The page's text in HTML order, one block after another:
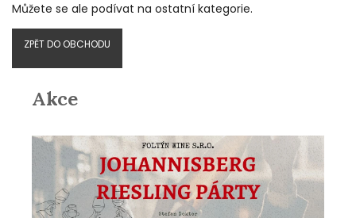
Můžete se ale podívat na ostatní kategorie.
ZPĚT DO OBCHODU
Akce